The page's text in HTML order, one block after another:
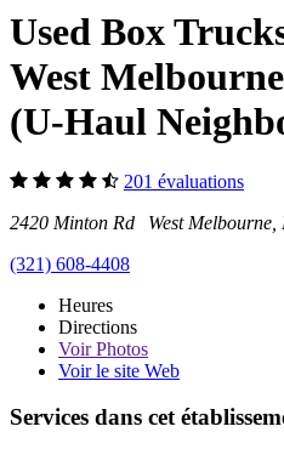
Used Box
West
(U-Haul
201 évaluations
2420 Minton Rd West Melbourne,
(321) 608-4408
Heures
Directions
VoirPhotos
Voir le site Web
Services dans cet